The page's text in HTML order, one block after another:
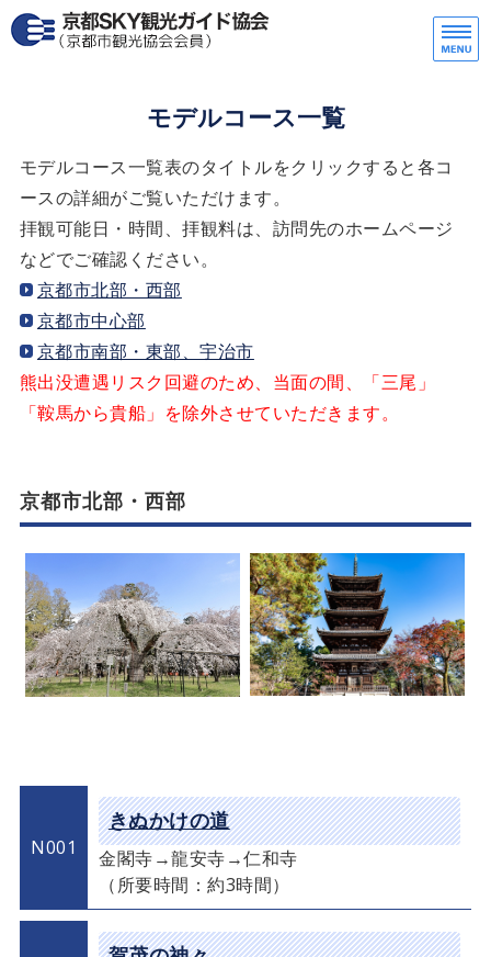
京都SKY観光ガイド協会
協会紹介/アクセス
ご利用方法（一般）
ご利用方法（修学旅行）
ご利用料金
モデルコース一覧
モデルコース一覧表のタイトルをクリックすると各コ
ースの詳細がご覧いただけます。
拝観可能日・時間、拝観料は、訪問先のホームページ
などでご確認ください。
京都市北部・西部
京都市中心部
京都市南部・東部、宇治市
熊出没遭遇リスク回避のため、当面の間、「三尾」
「鞍馬から貴船」を除外させていただきます。
京都市北部・西部
N001
きぬかけの道
金閣寺→龍安寺→仁和寺
（所要時間：約3時間）